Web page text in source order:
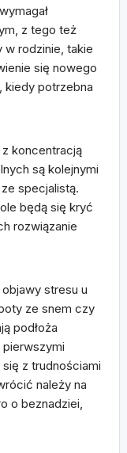
z tego też
rodzinie, takie
się nowego
kiedy potrzebna
koncentracją
są kolejnymi
specjalistą.
będą się kryć
rozwiązanie
stresu u
ze snem czy
podłoża
się z trudnościami
należy na
o beznadziei,